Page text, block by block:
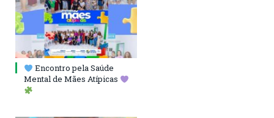
Encontro pela Saúde
Mental de Mães Atípicas